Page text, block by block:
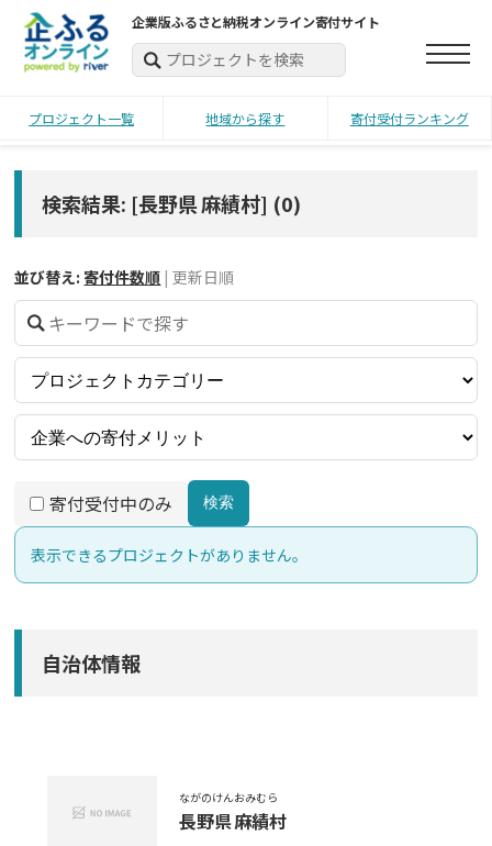
企業版ふるさと納税オンライン寄付サイト
プロジェクト一覧 地域から探す 寄付受付ランキング
検索結果: [長野県 麻績村] (0)
並び替え: 寄付件数順 | 更新日順
寄付受付中のみ 検索
表示できるプロジェクトがありません。
自治体情報
ながのけん
長野県
おみむら
麻績村